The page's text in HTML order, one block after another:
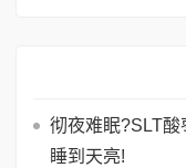
彻夜难眠?SLT
睡到天亮!